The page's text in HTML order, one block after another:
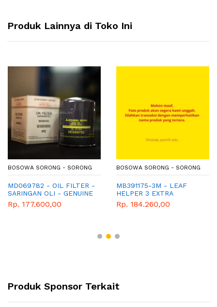
Produk Lainnya di Toko Ini
BOSOWA SORONG - SORONG
MD069782 - OIL FILTER -
SARINGAN OLI - GENUINE
SPAREPART MITSUBISHI
Rp. 177.600,00
BOSOWA SORONG - SORONG
MB391175-3M - LEAF
HELPER 3 EXTRA
Rp. 184.260,00
Produk Sponsor Terkait